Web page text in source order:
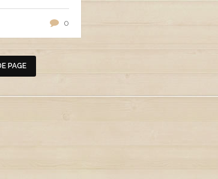
0
PAGE